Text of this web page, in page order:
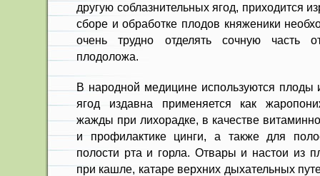
другую соблазнительных ягод, приходится
сборе и обработке плодов княженики
очень трудно отделять сочную часть
плодоложа.
В народной медицине используются плоды
ягод издавна применяется как
жажды при лихорадке, в ка­честве
и профилак­тике цинги, а также для
полости рта и горла. Отвары и настои из
при кашле, катаре верхних дыхательных